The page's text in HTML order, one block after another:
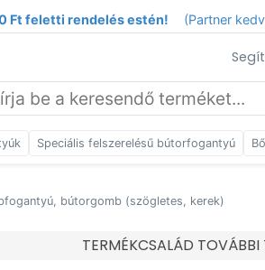
Ft feletti rendelés estén! (Partner
Speciális felszerelésű bútorfogantyú
bútorgomb (szögletes, kerek)
TERMÉKCSALÁD